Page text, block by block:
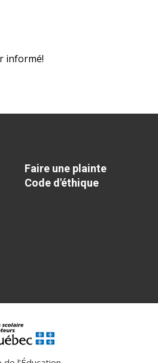
informé!
Faire une plainte
Code d'éthique